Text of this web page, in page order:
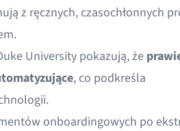
z ręcznych, czasochłonnych
University pokazują, że
, co podkreśla
onboardingowych po